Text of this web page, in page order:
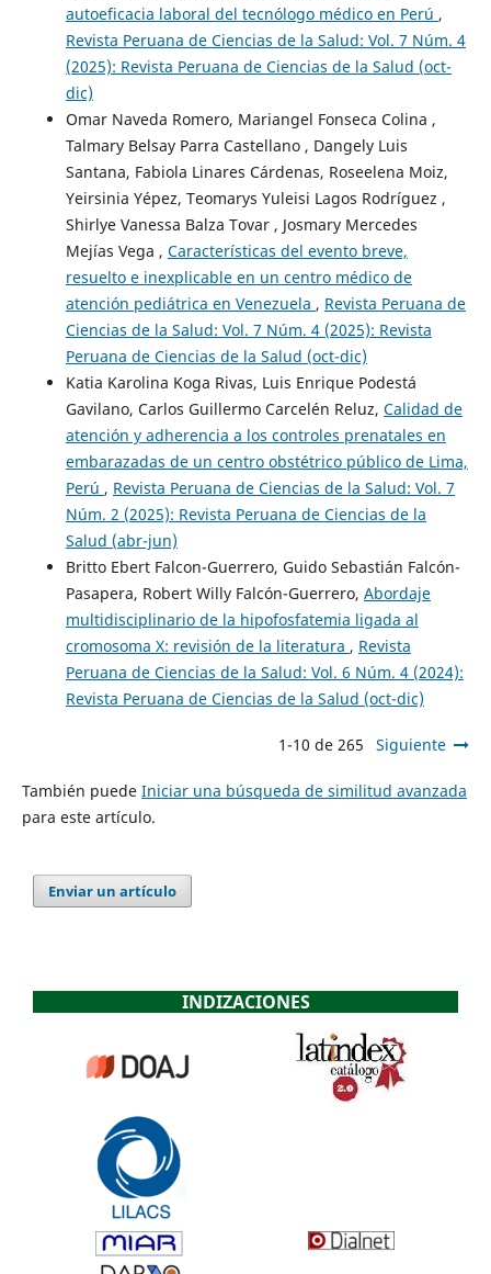
autoeficacia laboral del tecnólogo médico en Perú ,
Revista Peruana de Ciencias de la Salud: Vol. 7 Núm. 4
(2025): Revista Peruana de Ciencias de la Salud (oct-
dic)
Omar Naveda Romero, Mariangel Fonseca Colina ,
Talmary Belsay Parra Castellano , Dangely Luis
Santana, Fabiola Linares Cárdenas, Roseelena Moiz,
Yeirsinia Yépez, Teomarys Yuleisi Lagos Rodríguez ,
Shirlye Vanessa Balza Tovar , Josmary Mercedes
Mejías Vega , Características del evento breve,
resuelto e inexplicable en un centro médico de
atención pediátrica en Venezuela , Revista Peruana de
Ciencias de la Salud: Vol. 7 Núm. 4 (2025): Revista
Peruana de Ciencias de la Salud (oct-dic)
Katia Karolina Koga Rivas, Luis Enrique Podestá
Gavilano, Carlos Guillermo Carcelén Reluz, Calidad de
atención y adherencia a los controles prenatales en
embarazadas de un centro obstétrico público de Lima,
Perú , Revista Peruana de Ciencias de la Salud: Vol. 7
Núm. 2 (2025): Revista Peruana de Ciencias de la
Salud (abr-jun)
Britto Ebert Falcon-Guerrero, Guido Sebastián Falcón-
Pasapera, Robert Willy Falcón-Guerrero, Abordaje
multidisciplinario de la hipofosfatemia ligada al
cromosoma X: revisión de la literatura , Revista
Peruana de Ciencias de la Salud: Vol. 6 Núm. 4 (2024):
Revista Peruana de Ciencias de la Salud (oct-dic)
1-10 de 265 Siguiente
También puede Iniciar una búsqueda de similitud avanzada
para este artículo.
Enviar un artículo
INDIZACIONES